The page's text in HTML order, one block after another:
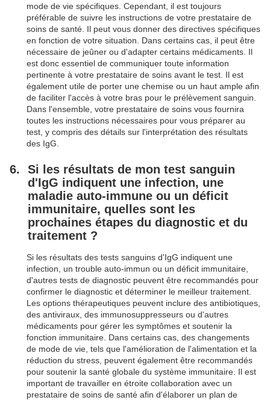
mode de vie spécifiques. Cependant, il est toujours
préférable de suivre les instructions de votre prestataire de
soins de santé. Il peut vous donner des directives spécifiques
en fonction de votre situation. Dans certains cas, il peut être
nécessaire de jeûner ou d'adapter certains médicaments. Il
est donc essentiel de communiquer toute information
pertinente à votre prestataire de soins avant le test. Il est
également utile de porter une chemise ou un haut ample afin
de faciliter l'accès à votre bras pour le prélèvement sanguin.
Dans l'ensemble, votre prestataire de soins vous fournira
toutes les instructions nécessaires pour vous préparer au
test, y compris des détails sur l'interprétation des résultats
des IgG.
Si les résultats de mon test sanguin
d'IgG indiquent une infection, une
maladie auto-immune ou un déficit
immunitaire, quelles sont les
prochaines étapes du diagnostic et du
traitement ?
Si les résultats des tests sanguins d'IgG indiquent une
infection, un trouble auto-immun ou un déficit immunitaire,
d'autres tests de diagnostic peuvent être recommandés pour
confirmer le diagnostic et déterminer le meilleur traitement.
Les options thérapeutiques peuvent inclure des antibiotiques,
des antiviraux, des immunosuppresseurs ou d'autres
médicaments pour gérer les symptômes et soutenir la
fonction immunitaire. Dans certains cas, des changements
de mode de vie, tels que l'amélioration de l'alimentation et la
réduction du stress, peuvent également être recommandés
pour soutenir la santé globale du système immunitaire. Il est
important de travailler en étroite collaboration avec un
prestataire de soins de santé afin d'élaborer un plan de